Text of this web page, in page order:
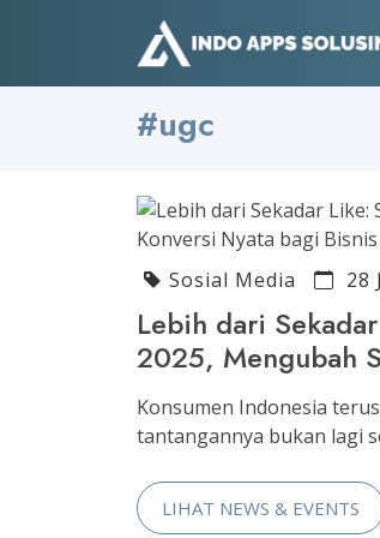
#ugc
Sosial Media 28
Lebih dari
2025, Mengubah
Konsumen Indonesia
tantangannya bukan lagi
LIHAT NEWS & EVENTS